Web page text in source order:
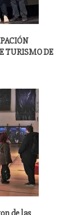
TURISMO DE